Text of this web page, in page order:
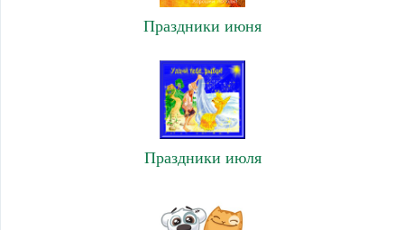
Праздники июня
Праздники июля